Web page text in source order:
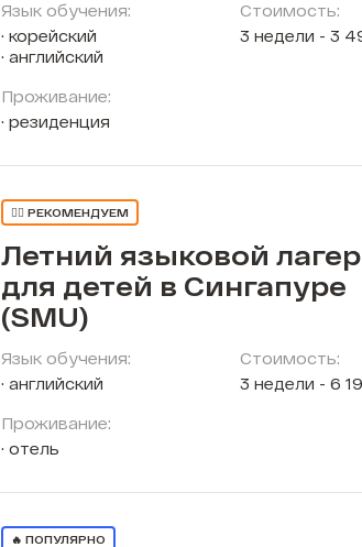
Язык обучения:
корейский
английский
Проживание:
резиденция
Стоимость:
3 недели - 3
👍🏼 РЕКОМЕНДУЕМ
Летний языковой
для детей в Сингапуре
(SMU)
Язык обучения:
английский
Проживание:
отель
Стоимость:
3 недели - 6
🔥 ПОПУЛЯРНО